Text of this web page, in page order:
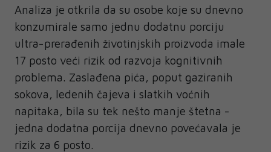
Analiza je otkrila da su osobe koje su dnevno
konzumirale samo jednu dodatnu porciju
ultra-prerađenih životinjskih proizvoda imale
17 posto veći rizik od razvoja kognitivnih
problema. Zaslađena pića, poput gaziranih
sokova, ledenih čajeva i slatkih voćnih
napitaka, bila su tek nešto manje štetna -
jedna dodatna porcija dnevno povećavala je
rizik za 6 posto.